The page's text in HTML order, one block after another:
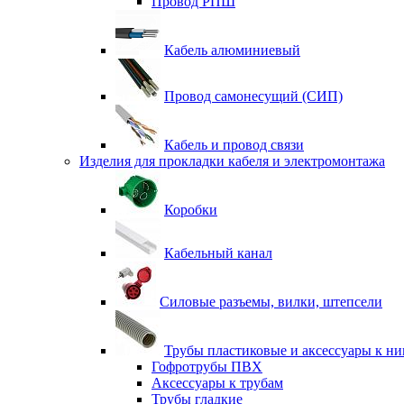
Кабель алюминиевый
Провод самонесущий (СИП)
Кабель и провод связи
Изделия для прокладки кабеля и электромонтажа
Коробки
Кабельный канал
Силовые разъемы, вилки, штепсели
Трубы пластиковые и аксессуары к
Гофротрубы ПВХ
Аксессуары к трубам
Трубы гладкие